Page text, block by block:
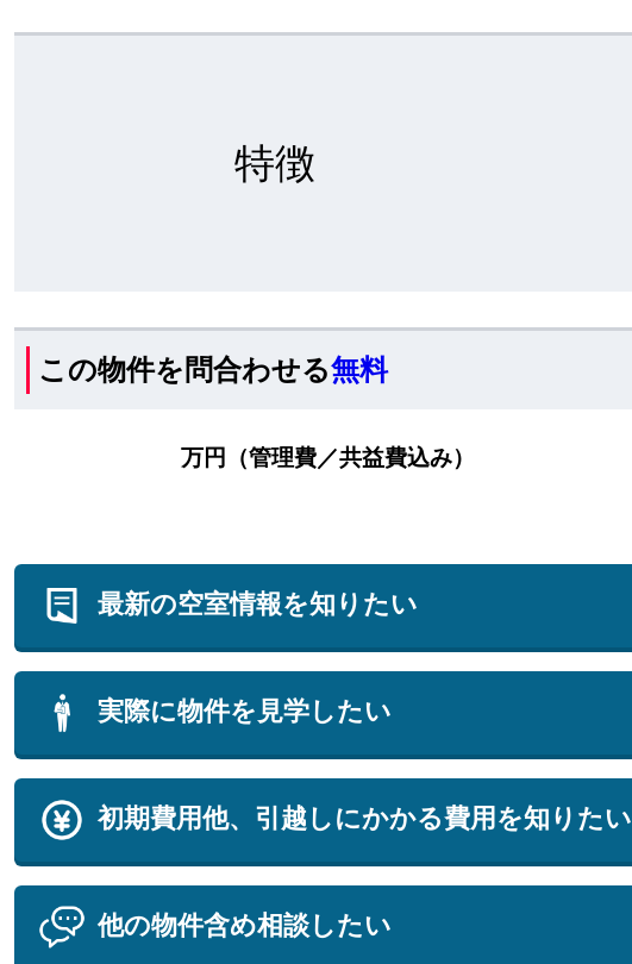
特徴
この物件を問合わせる無料
万円（管理費／共益費込み）
最新の空室情報を知りたい
実際に物件を見学したい
初期費用他、引越しにかかる費用を知りたい
他の物件含め相談したい